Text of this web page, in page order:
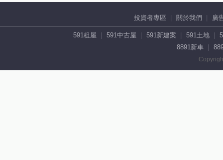
投資者專區 關於我們 廣
591租屋 591中古屋 591新建案 591土地
8891新車